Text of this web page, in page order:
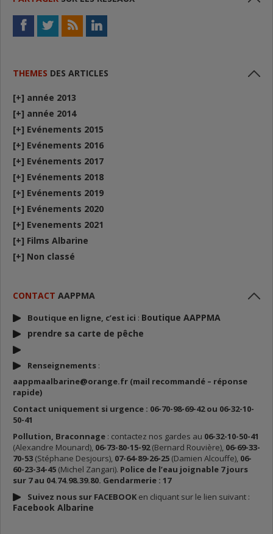
http://www.youtube.com/watch?v=3XkCruwVrNE
http://www.youtube.com/watch?v=fYzMEnK5zs4
THEMES DES ARTICLES
[+] année 2013
[+] année 2014
[+] Evénements 2015
[+] Evénements 2016
[+] Evénements 2017
[+] Evénements 2018
[+] Evénements 2019
[+] Evénements 2020
[+] Evenements 2021
[+] Films Albarine
[+] Non classé
CONTACT AAPPMA
Boutique en ligne, c’est ici : Boutique AAPPMA
prendre sa carte de pêche
Renseignements :
aappmaalbarine@orange.fr (mail recommandé – réponse
rapide)
Contact uniquement si urgence : 06-70-98-69-42 ou 06-32-10-
50-41
Pollution, Braconnage : contactez nos gardes au 06-32-10-50-41
(Alexandre Mounard), 06-73-80-15-92(Bernard Rouvière), 06-69-33-
70-53 (Stéphane Desjours), 07-64-89-26-25 (Damien Alcouffe), 06-
60-23-34-45 (Michel Zangari). Police de l’eau joignable 7 jours
sur 7 au 04.74.98.39.80. Gendarmerie : 17
Suivez nous sur FACEBOOK en cliquant sur le lien suivant :
Facebook Albarine